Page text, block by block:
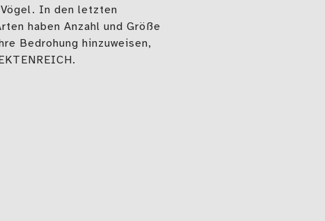
In den letzten
haben Anzahl und Größe
Bedrohung hinzuweisen,